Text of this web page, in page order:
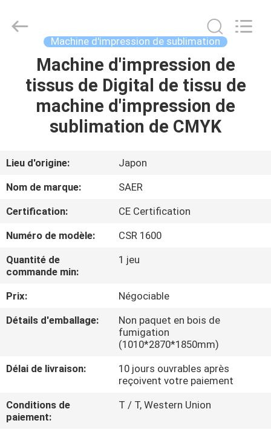
APERÇU
PRODUITS
A
DE
NOUS
VISITE
D'USINE
DE
QUALITÉ
Digital
Machine d'impression de sublimation
Machine d'impression de
tissus de Digital de tissu de
machine d'impression de
sublimation de CMYK
Lieu d'origine:
Japon
Nom de marque:
SAER
Certification:
CE Certification
Numéro de modèle:
CSR 1600
Quantité de
commande min:
1 jeu
Prix:
Négociable
Détails d'emballage:
Non paquet en bois de
fumigation
(1010*2870*1850mm)
Délai de livraison:
10 jours ouvrables après
reçoivent votre paiement
Conditions de
paiement:
T / T, Western Union